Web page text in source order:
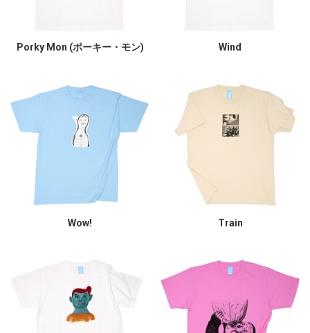
Porky Mon (ポーキー・モン) Wind
Wow! Train